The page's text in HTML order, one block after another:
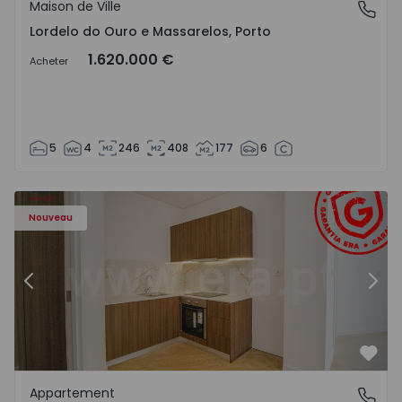
Lordelo do Ouro e Massarelos, Porto
Maison de Ville
Lordelo do Ouro e Massarelos, Porto
Acheter 1.620.000 €
5 4 246 408 177 6
Nouveau
Appartement T1 Gondomar, Rio Tinto - 1575600 - 6
Précédent
Rio Tinto, Porto
Appartement